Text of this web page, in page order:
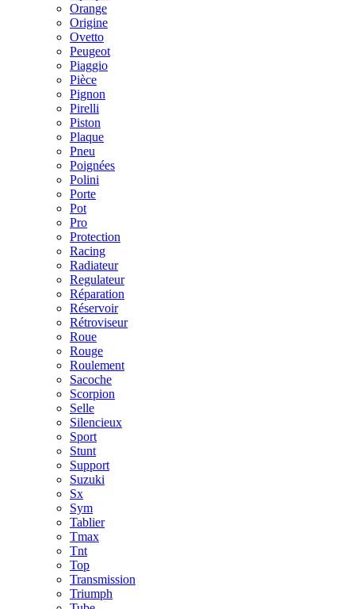
Orange
Origine
Ovetto
Peugeot
Piaggio
Pièce
Pignon
Pirelli
Piston
Plaque
Pneu
Poignées
Polini
Porte
Pot
Pro
Protection
Racing
Radiateur
Regulateur
Réparation
Réservoir
Rétroviseur
Roue
Rouge
Roulement
Sacoche
Scorpion
Selle
Silencieux
Sport
Stunt
Support
Suzuki
Sx
Sym
Tablier
Tmax
Tnt
Top
Transmission
Triumph